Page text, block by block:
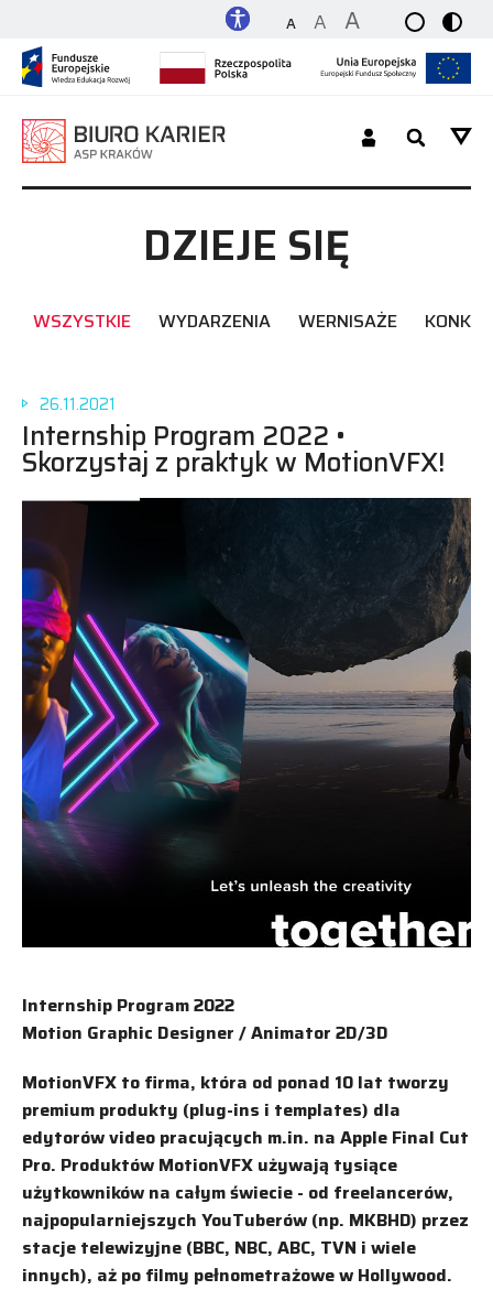
A A A
Dla Studenta_tki / Absolwenta_tki
Dla Pracodawcy
O nas
Platforma
Kontakt
DZIEJE SIĘ
WSZYSTKIE WYDARZENIA WERNISAŻE
26.11.2021
Internship Program 2022 •
Skorzystaj z praktyk w MotionVFX!
Internship Program 2022
Motion Graphic Designer / Animator 2D/3D
MotionVFX to firma, która od ponad 10 lat tworzy
premium produkty (plug-ins i templates) dla
edytorów video pracujących m.in. na Apple Final Cut
Pro. Produktów MotionVFX używają tysiące
użytkowników na całym świecie - od freelancerów,
najpopularniejszych YouTuberów (np. MKBHD) przez
stacje telewizyjne (BBC, NBC, ABC, TVN i wiele
innych), aż po filmy pełnometrażowe w Hollywood.